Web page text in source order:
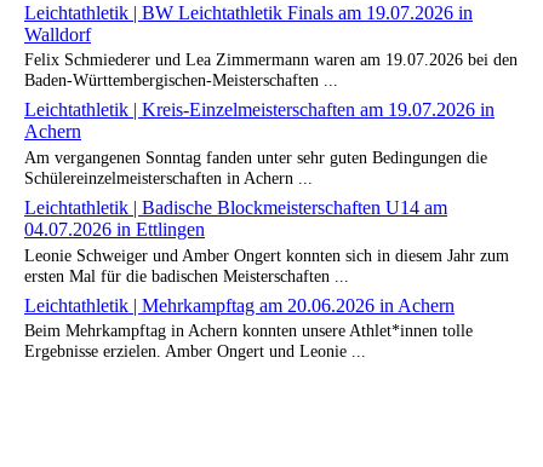
Leichtathletik | BW Leichtathletik Finals am 19.07.2026 in
Walldorf
Felix Schmiederer und Lea Zimmermann waren am 19.07.2026 bei den
Baden-Württembergischen-Meisterschaften ...
Leichtathletik | Kreis-Einzelmeisterschaften am 19.07.2026 in
Achern
Am vergangenen Sonntag fanden unter sehr guten Bedingungen die
Schülereinzelmeisterschaften in Achern ...
Leichtathletik | Badische Blockmeisterschaften U14 am
04.07.2026 in Ettlingen
Leonie Schweiger und Amber Ongert konnten sich in diesem Jahr zum
ersten Mal für die badischen Meisterschaften ...
Leichtathletik | Mehrkampftag am 20.06.2026 in Achern
Beim Mehrkampftag in Achern konnten unsere Athlet*innen tolle
Ergebnisse erzielen. Amber Ongert und Leonie ...